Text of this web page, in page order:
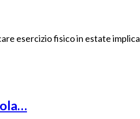
esercizio fisico in estate